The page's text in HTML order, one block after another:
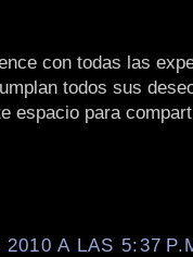
con todas las
todos sus
espacio para
A LAS 5:37